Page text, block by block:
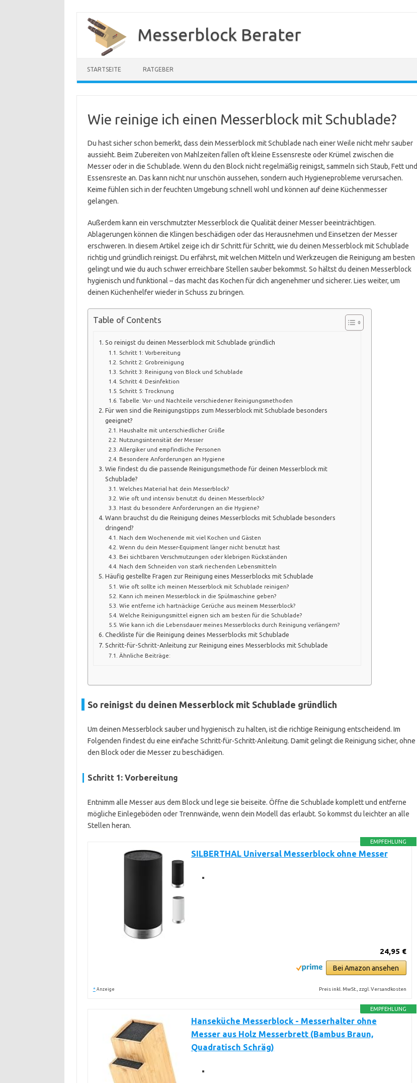
Inhalt
springen
Messerblock Berater
STARTSEITE RATGEBER
Wie reinige ich einen Messerblock mit Schublade?
Du hast sicher schon bemerkt, dass dein Messerblock mit Schublade nach einer Weile nicht mehr sauber
aussieht. Beim Zubereiten von Mahlzeiten fallen oft kleine Essensreste oder Krümel zwischen die
Messer oder in die Schublade. Wenn du den Block nicht regelmäßig reinigst, sammeln sich Staub, Fett und
Essensreste an. Das kann nicht nur unschön aussehen, sondern auch Hygieneprobleme verursachen.
Keime fühlen sich in der feuchten Umgebung schnell wohl und können auf deine Küchenmesser
gelangen.
Außerdem kann ein verschmutzter Messerblock die Qualität deiner Messer beeinträchtigen.
Ablagerungen können die Klingen beschädigen oder das Herausnehmen und Einsetzen der Messer
erschweren. In diesem Artikel zeige ich dir Schritt für Schritt, wie du deinen Messerblock mit Schublade
richtig und gründlich reinigst. Du erfährst, mit welchen Mitteln und Werkzeugen die Reinigung am besten
gelingt und wie du auch schwer erreichbare Stellen sauber bekommst. So hältst du deinen Messerblock
hygienisch und funktional – das macht das Kochen für dich angenehmer und sicherer. Lies weiter, um
deinen Küchenhelfer wieder in Schuss zu bringen.
Table of Contents
So reinigst du deinen Messerblock mit Schublade gründlich
Schritt 1: Vorbereitung
Schritt 2: Grobreinigung
Schritt 3: Reinigung von Block und Schublade
Schritt 4: Desinfektion
Schritt 5: Trocknung
Tabelle: Vor- und Nachteile verschiedener Reinigungsmethoden
Für wen sind die Reinigungstipps zum Messerblock mit Schublade besonders
geeignet?
Haushalte mit unterschiedlicher Größe
Nutzungsintensität der Messer
Allergiker und empfindliche Personen
Besondere Anforderungen an Hygiene
Wie findest du die passende Reinigungsmethode für deinen Messerblock mit
Schublade?
Welches Material hat dein Messerblock?
Wie oft und intensiv benutzt du deinen Messerblock?
Hast du besondere Anforderungen an die Hygiene?
Wann brauchst du die Reinigung deines Messerblocks mit Schublade besonders
dringend?
Nach dem Wochenende mit viel Kochen und Gästen
Wenn du dein Messer-Equipment länger nicht benutzt hast
Bei sichtbaren Verschmutzungen oder klebrigen Rückständen
Nach dem Schneiden von stark riechenden Lebensmitteln
Häufig gestellte Fragen zur Reinigung eines Messerblocks mit Schublade
Wie oft sollte ich meinen Messerblock mit Schublade reinigen?
Kann ich meinen Messerblock in die Spülmaschine geben?
Wie entferne ich hartnäckige Gerüche aus meinem Messerblock?
Welche Reinigungsmittel eignen sich am besten für die Schublade?
Wie kann ich die Lebensdauer meines Messerblocks durch Reinigung verlängern?
Checkliste für die Reinigung deines Messerblocks mit Schublade
Schritt-für-Schritt-Anleitung zur Reinigung eines Messerblocks mit Schublade
Ähnliche Beiträge:
So reinigst du deinen Messerblock mit Schublade gründlich
Um deinen Messerblock sauber und hygienisch zu halten, ist die richtige Reinigung entscheidend. Im
Folgenden findest du eine einfache Schritt-für-Schritt-Anleitung. Damit gelingt die Reinigung sicher, ohne
den Block oder die Messer zu beschädigen.
Schritt 1: Vorbereitung
Entnimm alle Messer aus dem Block und lege sie beiseite. Öffne die Schublade komplett und entferne
mögliche Einlegeböden oder Trennwände, wenn dein Modell das erlaubt. So kommst du leichter an alle
Stellen heran.
EMPFEHLUNG
SILBERTHAL Universal Messerblock ohne Messer
24,95 €
Bei Amazon ansehen
* Anzeige Preis inkl. MwSt., zzgl. Versandkosten
EMPFEHLUNG
Hanseküche Messerblock - Messerhalter ohne
Messer aus Holz Messerbrett (Bambus Braun,
Quadratisch Schräg)